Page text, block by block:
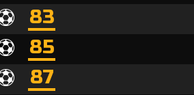
83
85
87